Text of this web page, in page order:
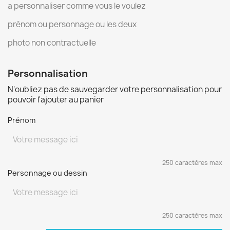
a personnaliser comme vous le voulez
prénom ou personnage ou les deux
photo non contractuelle
Personnalisation
N'oubliez pas de sauvegarder votre personnalisation pour
pouvoir l'ajouter au panier
Prénom
250 caractères max
Personnage ou dessin
250 caractères max